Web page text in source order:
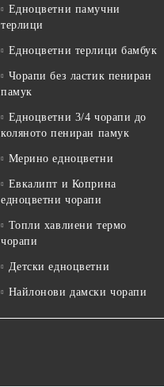
Едноцветни памучни
терлици
Едноцветни терлици бамбук
Чорапи без ластик пениран
памук
Едноцветни 3/4 чорапи до
коляното пениран памук
Мерино едноцветни
Евкалипт и Коприна
едноцветни чорапи
Топли хавлиени термо
чорапи
Детски едноцветни
Найлонови дамски чорапи